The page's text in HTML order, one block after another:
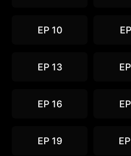
EP 10
EP 13
EP 16
EP 19